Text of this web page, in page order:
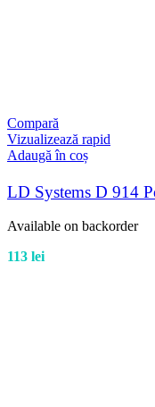
Compară
Vizualizează rapid
Adaugă în coș
LD Systems D 914
Available on backorder
113 lei